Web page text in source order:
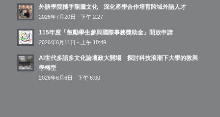
外語學院攜手龍騰文化 深化產學合作培育跨域外語人才
2026年7月20日 - 下午 2:27
115年度「鼓勵學生參與國際事務獎助金」開放申請
2026年6月11日 - 上午 10:49
AI世代多語多文化論壇政大開場 探討科技浪潮下大學的教與
學轉型
2026年6月6日 - 下午 6:00